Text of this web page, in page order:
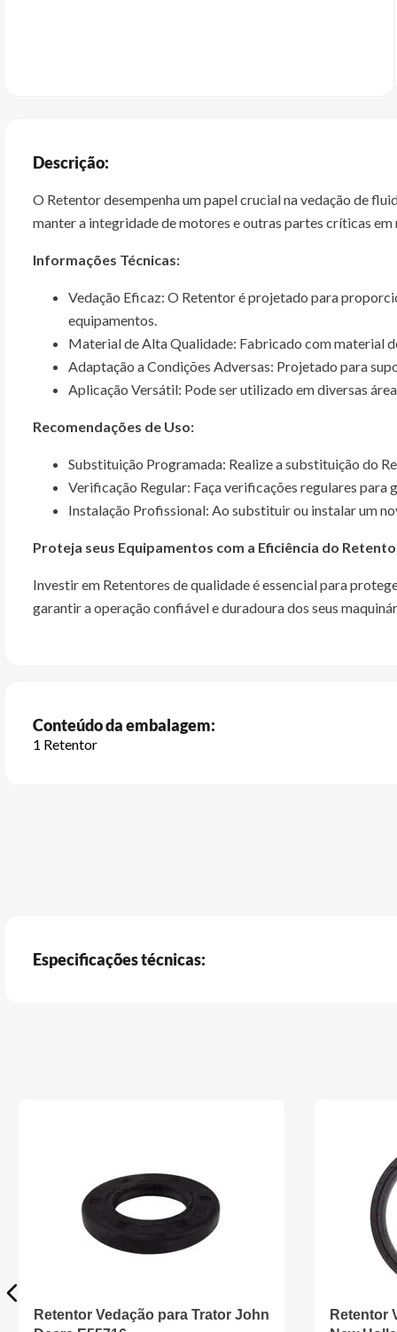
Descrição:
O Retentor desempenha um papel crucial na vedação de
manter a integridade de motores e outras partes críticas
Informações Técnicas:
Vedação Eficaz: O Retentor é projetado para
equipamentos.
Material de Alta Qualidade: Fabricado com material
Adaptação a Condições Adversas: Projetado para
Aplicação Versátil: Pode ser utilizado em diversas
Recomendações de Uso:
Substituição Programada: Realize a substituição do
Verificação Regular: Faça verificações regulares
Instalação Profissional: Ao substituir ou instalar um
Proteja seus Equipamentos com a Eficiência do
Investir em Retentores de qualidade é essencial para
garantir a operação confiável e duradoura dos seus
Conteúdo da embalagem:
1 Retentor
Especificações técnicas:
Retentor Vedação para Trator John
Retentor